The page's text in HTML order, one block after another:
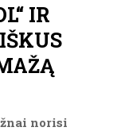
IR
norisi